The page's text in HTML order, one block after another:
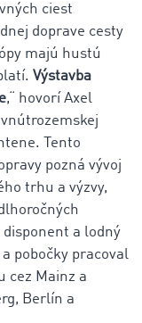
ciest
doprave cesty
majú hustú
Výstavba
,“ hovorí Axel
Tento
pozná vývoj
trhu a výzvy,
a lodný
pobočky pracoval
cez Mainz a
Berlín a